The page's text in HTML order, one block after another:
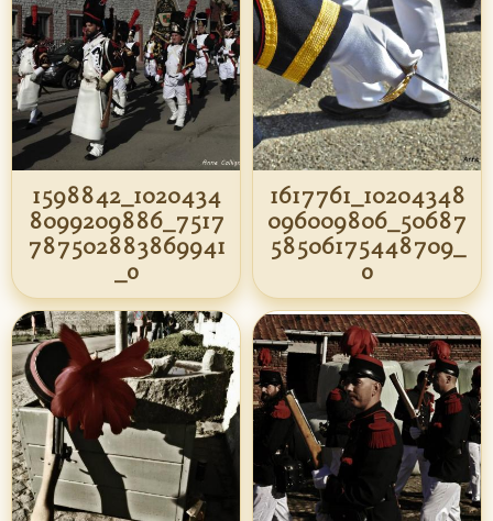
1598842_1020434
8099209886_7517
787502883869941
_o
1617761_10204348
096009806_50687
58506175448709_
o